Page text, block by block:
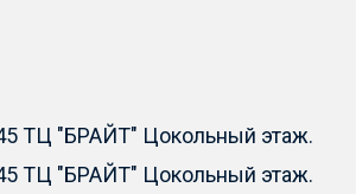
ТЦ "БРАЙТ" Цокольный этаж.
ТЦ "БРАЙТ" Цокольный этаж.